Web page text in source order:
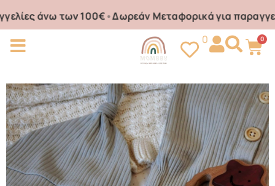
άνω των 100€•Δωρεάν Μεταφορικά για
0
0